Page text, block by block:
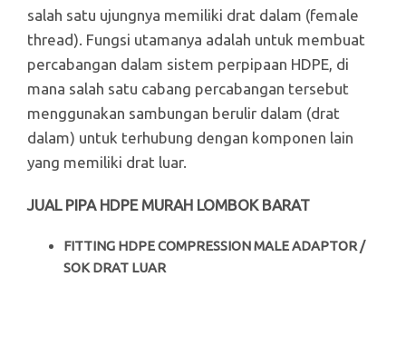
salah satu ujungnya memiliki drat dalam (female
thread). Fungsi utamanya adalah untuk membuat
percabangan dalam sistem perpipaan HDPE, di
mana salah satu cabang percabangan tersebut
menggunakan sambungan berulir dalam (drat
dalam) untuk terhubung dengan komponen lain
yang memiliki drat luar.
JUAL PIPA HDPE MURAH LOMBOK BARAT
FITTING HDPE COMPRESSION MALE ADAPTOR /
SOK DRAT LUAR